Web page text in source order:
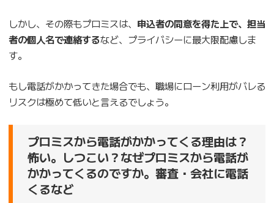
しかし、その際もプロミスは、 申込者の同意を得た上で、担当
者の個人名で連絡するなど、プライバシーに最大限配慮しま
す。
もし電話がかかってきた場合でも、職場にローン利用がバレる
リスクは極めて低いと言えるでしょう。
プロミスから電話がかかってくる理由は？
怖い。しつこい？なぜプロミスから電話が
かかってくるのですか。審査・会社に電話
くるなど